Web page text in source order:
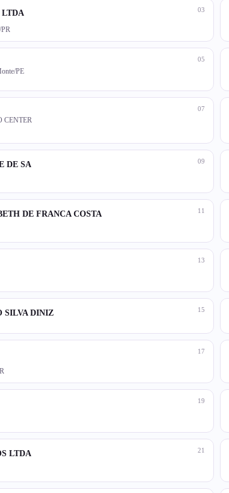
03
LTDA
05
PE
07
CENTER
09
DE SA
11
DE FRANCA COSTA
13
15
SILVA DINIZ
17
19
21
LTDA